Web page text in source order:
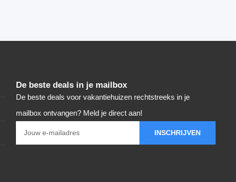
De beste deals in je mailbox
De beste deals voor vakantiehuizen rechtstreeks in je
mailbox ontvangen? Meld je direct aan!
INSCHRIJVEN